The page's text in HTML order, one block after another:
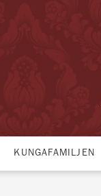
KUNGAFAMILJEN